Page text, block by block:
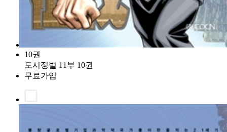
10권
도시정벌 11부 10권
무료가입